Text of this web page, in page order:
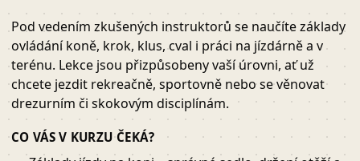
Pod vedením zkušených instruktorů se naučíte základy
ovládání koně, krok, klus, cval i práci na jízdárně a v
terénu. Lekce jsou přizpůsobeny vaší úrovni, ať už
chcete jezdit rekreačně, sportovně nebo se věnovat
drezurním či skokovým disciplínám.
CO VÁS V KURZU ČEKÁ?